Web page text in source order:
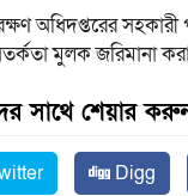
অধিদপ্তরের সহকারী
মুলক জরিমানা
সাথে শেয়ার
Digg